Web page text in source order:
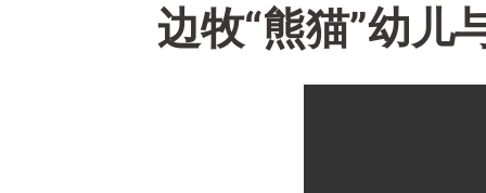
边牧“熊猫”幼儿